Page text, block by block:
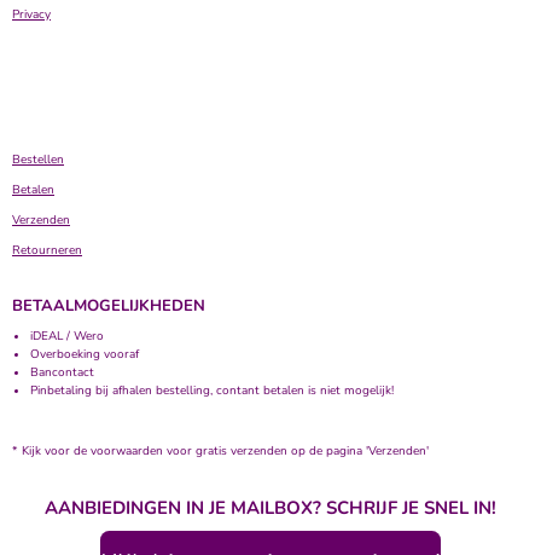
Privacy
Bestellen
Betalen
Verzenden
Retourneren
BETAALMOGELIJKHEDEN
iDEAL / Wero
Overboeking vooraf
Bancontact
Pinbetaling bij afhalen bestelling, contant betalen is niet mogelijk!
* Kijk voor de voorwaarden voor gratis verzenden op de pagina 'Verzenden'
AANBIEDINGEN IN JE MAILBOX? SCHRIJF JE SNEL IN!